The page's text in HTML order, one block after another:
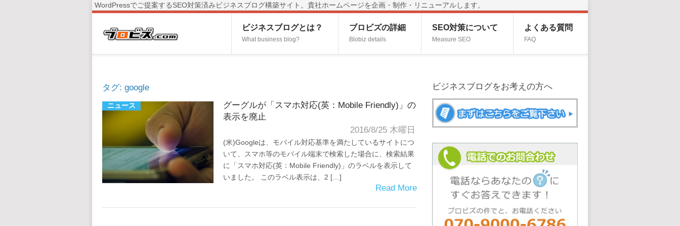
WordPressでご提案するSEO対策済みビジネスブログ構築サイト。貴社ホームページを企画・制作・リニューアルします。
ビジネスブログとは？
What business blog?
ブロビズの詳細
Blobiz details
SEO対策について
Measure SEO
よくある質問
FAQ
タグ: google
ニュース
グーグルが「スマホ対応(英：Mobile Friendly)」の
表示を廃止
2016/8/25 木曜日
(米)Googleは、モバイル対応基準を満たしているサイトにつ
いて、スマホ等のモバイル端末で検索した場合に、検索結果
に「スマホ対応(英：Mobile Friendly)」のラベルを表示して
いました。 このラベル表示は、2 […]
Read More
ビジネスブログをお考えの方へ